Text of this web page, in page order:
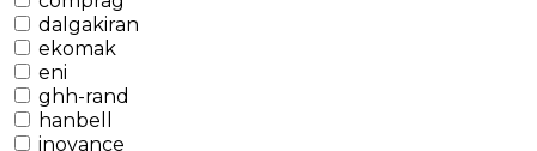
dalgakiran
ekomak
eni
ghh-rand
hanbell
inovance